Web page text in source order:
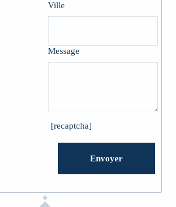
Ville
Message
[recaptcha]